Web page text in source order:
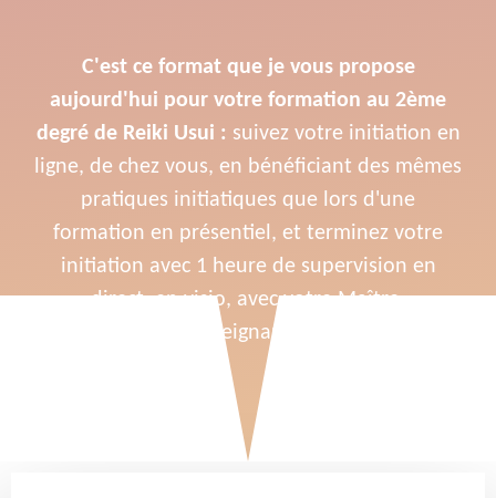
C'est ce format que je vous propose
aujourd'hui pour votre formation au 2ème
degré de Reiki Usui : suivez votre initiation en
ligne, de chez vous, en bénéficiant des mêmes
pratiques initiatiques que lors d'une
formation en présentiel, et terminez votre
initiation avec 1 heure de supervision en
direct, en visio, avec votre Maître-
enseignante.